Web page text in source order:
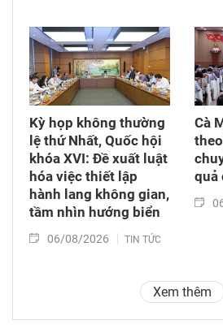
Kỳ họp không thường
lệ thứ Nhất, Quốc hội
khóa XVI: Đề xuất luật
hóa việc thiết lập
hành lang không gian,
tầm nhìn hướng biển
06/08/2026 TIN TỨC
Cà
quả
Xem thêm